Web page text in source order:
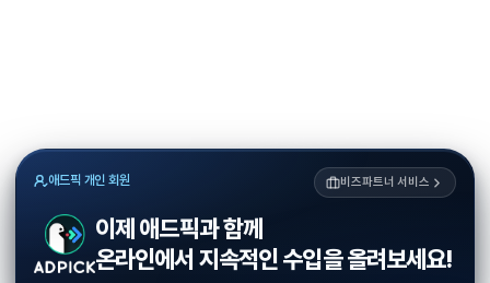
애드픽 개인 회원 비즈파트너 서비스
이제 애드픽과 함께
온라인에서 지속적인 수입을 올려보세요!